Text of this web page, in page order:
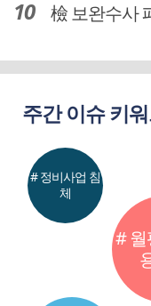
檢 보완수사 폐지 형소
주간 이슈 키
#
# 정비사업 침
체